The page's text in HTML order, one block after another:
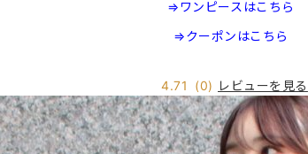
⇒ワンピースはこちら
⇒クーポンはこちら
4.71 (0) レビューを見る